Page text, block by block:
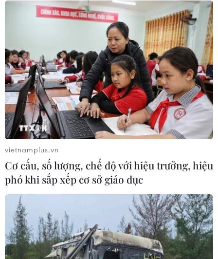
vietnamplus.vn
Cơ cấu, số lượng, chế độ với hiệu trưởng, hiệu
phó khi sắp xếp cơ sở giáo dục